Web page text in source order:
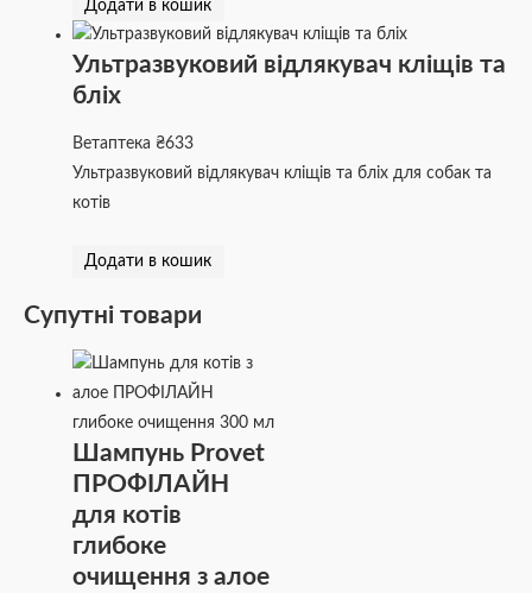
Додати в кошик
Ультразвуковий відлякувач кліщів та
бліх
Ветаптека₴633
Ультразвуковий відлякувач кліщів та бліх для собак та
котів
Додати в кошик
Супутні товари
Шампунь Provet
ПРОФІЛАЙН
для котів
глибоке
очищення з алое